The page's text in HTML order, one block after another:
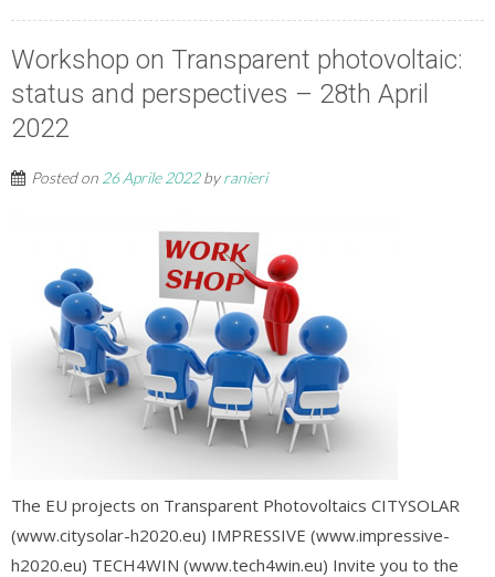
Workshop on Transparent photovoltaic:
status and perspectives – 28th April
2022
Posted on 26 Aprile 2022byranieri
The EU projects on Transparent Photovoltaics CITYSOLAR
(www.citysolar-h2020.eu) IMPRESSIVE (www.impressive-
h2020.eu) TECH4WIN (www.tech4win.eu) Invite you to the